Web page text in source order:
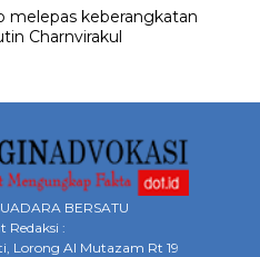
melepas keberangkatan
Charnvirakul
BERSATU
Redaksi :
Lorong Al Mutazam Rt 19